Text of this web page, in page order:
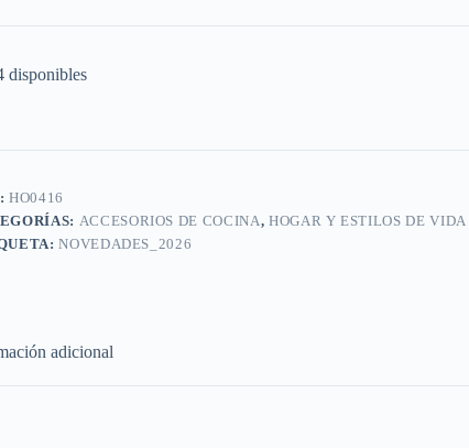
disponibles
HO0416
ACCESORIOS DE COCINA, HOGAR Y ESTILOS DE VIDA
NOVEDADES_2026
adicional